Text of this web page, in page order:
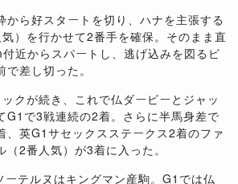
ら好スタートを切り、ハナを主張する
）を行かせて2番手を確保。そのまま直
近からスパートし、逃げ込みを図るビ
差し切った。
クが続き、これで仏ダービーとジャッ
G1で3戦連続の2着。さらに半馬身差で
、英G1サセックスステークス2着のファ
2番人気）が3着に入った。
テルヌはキングマン産駒。G1では仏